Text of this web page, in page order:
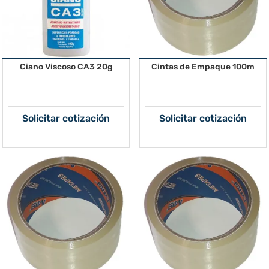
Ciano Viscoso CA3 20g
Solicitar cotización
Cintas de Empaque 100m
Solicitar cotización